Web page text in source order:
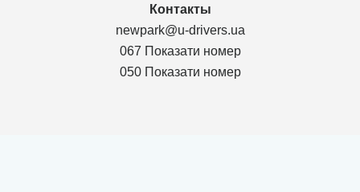
Контакты
newpark@u-drivers.ua
067 Показати номер
050 Показати номер